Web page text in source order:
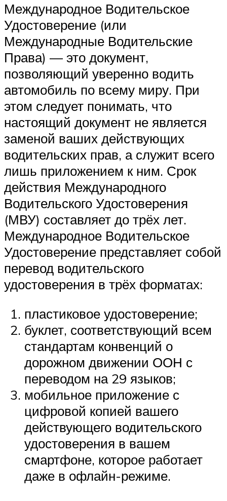
Международное Водительское
Удостоверение (или
Международные Водительские
Права) — это документ,
позволяющий уверенно водить
автомобиль по всему миру. При
этом следует понимать, что
настоящий документ не является
заменой ваших действующих
водительских прав, а служит всего
лишь приложением к ним. Срок
действия Международного
Водительского Удостоверения
(МВУ) составляет до трёх лет.
Международное Водительское
Удостоверение представляет собой
перевод водительского
удостоверения в трёх форматах:
пластиковое удостоверение;
буклет, соответствующий всем
стандартам конвенций о
дорожном движении ООН с
переводом на 29 языков;
мобильное приложение с
цифровой копией вашего
действующего водительского
удостоверения в вашем
смартфоне, которое работает
даже в офлайн-режиме.